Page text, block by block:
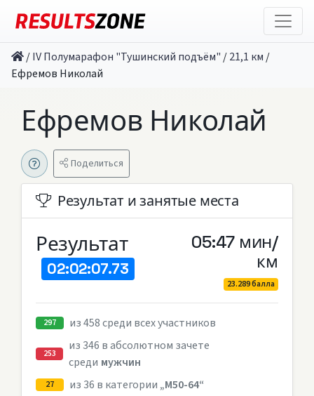
/IV Полумарафон "Тушинский подъём" /21,1 км /
Ефремов Николай
Ефремов Николай
Поделиться
Результат и занятые места
Результат
02:02:07.73
05:47 мин/
км
23.289 балла
297 из 458 среди всех участников
253
из 346 в абсолютном зачете
среди мужчин
27 из 36 в категории „M50-64“